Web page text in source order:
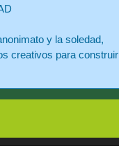
y la soledad,
creativos para construir